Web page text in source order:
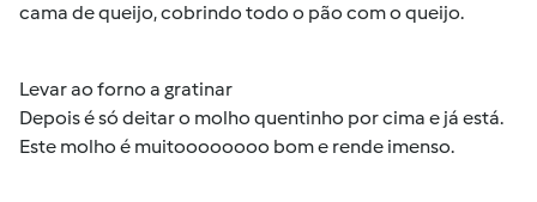
cama de queijo, cobrindo todo o pão com o queijo.
Levar ao forno a gratinar
Depois é só deitar o molho quentinho por cima e já está.
Este molho é muitoooooooo bom e rende imenso.